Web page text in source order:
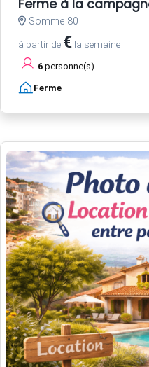
Ferme à la
Somme 80
à partir de € la semaine
6 personne(s)
Ferme